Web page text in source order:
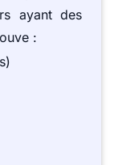
ayant des
: